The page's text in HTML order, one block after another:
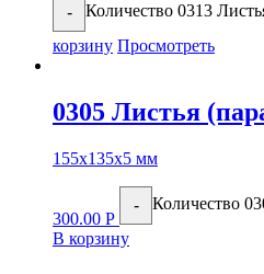
- Количество 0313
корзину Просмотреть
0305 Листья
155х135х5 мм
300.00 Р
- Количество
В корзину